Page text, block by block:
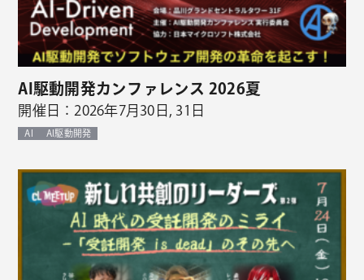
AI駆動開発カンファレンス 2026夏
開催日：2026年7月30日, 31日
AI AI駆動開発